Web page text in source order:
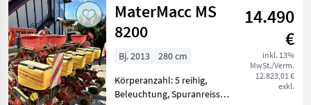
Kategorie 4 Land Filter
AKTUELLER
PFAD
Landtechnik
Zurücksetzen
2
Ergebnisse
anzeigen
MaterMacc MS
8200
14.490
€
inkl. 13%
MwSt./Verm.
12.823,01 €
exkl.
Bj. 2013
280 cm
Körperanzahl: 5 reihig,
Beleuchtung, Spuranreisser